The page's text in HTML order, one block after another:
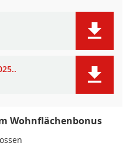
Wohnflächenbonus